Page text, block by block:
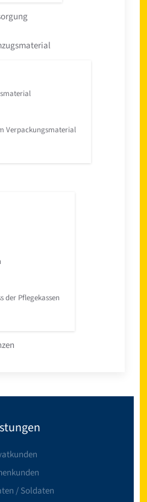
Verpackungsmaterial
der Pflegekassen
/ Soldaten